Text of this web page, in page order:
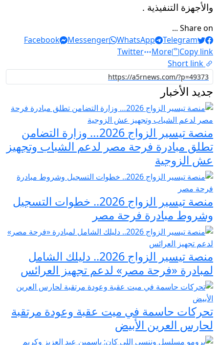
والأجهزة التنفيذية .
Share on ...
Facebook
Messenger WhatsApp
Telegram
Twitter
More
Copy link
Short link
جديد الأخبار
منصة تيسير الزواج 2026… وزارة التضامن
تطلق مبادرة فرحة مصر لدعم الشباب وتجهيز
عش الزوجية
منصة تيسير الزواج 2026.. خطوات التسجيل
وشروط مبادرة فرحة مصر
منصة تيسير الزواج 2026.. دليلك الشامل
لمبادرة «فرحة مصر» لدعم تجهيز العرائس
تحركات حاسمة في ميت عقبة وعودة مرتقبة
لحارس العرين الأبيض